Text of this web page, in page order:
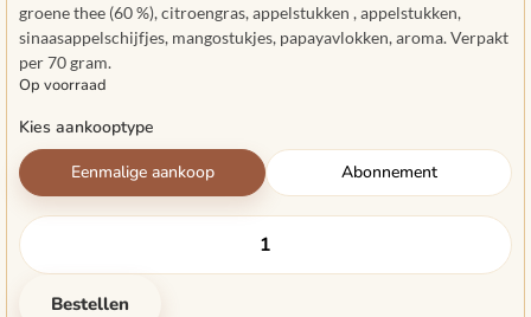
groene thee (60 %), citroengras, appelstukken , appelstukken,
sinaasappelschijfjes, mangostukjes, papayavlokken, aroma. Verpakt
per 70 gram.
Op voorraad
Kies aankooptype
Eenmalige aankoop
Abonnement
Bestellen